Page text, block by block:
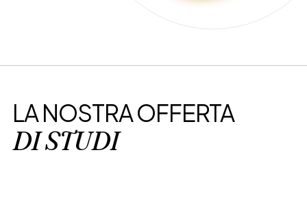
LA NOSTRA OFFERTA
DI STUDI